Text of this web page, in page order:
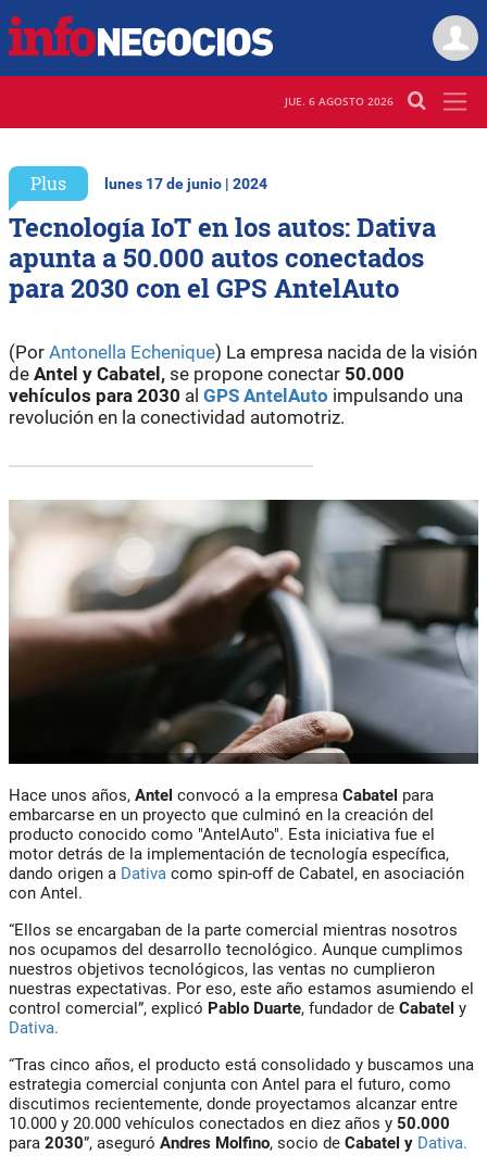
JUE. 6 AGOSTO 2026
Plus lunes 17 de junio | 2024
Tecnología IoT en los autos: Dativa
apunta a 50.000 autos conectados
para 2030 con el GPS AntelAuto
(Por Antonella Echenique) La empresa nacida de la visión
de Antel y Cabatel, se propone conectar 50.000
vehículos para 2030 al GPS AntelAuto impulsando una
revolución en la conectividad automotriz.
Hace unos años, Antel convocó a la empresa Cabatel para
embarcarse en un proyecto que culminó en la creación del
producto conocido como "AntelAuto". Esta iniciativa fue el
motor detrás de la implementación de tecnología específica,
dando origen a Dativa como spin-offde Cabatel, en asociación
con Antel.
“Ellos se encargaban de la parte comercial mientras nosotros
nos ocupamos del desarrollo tecnológico. Aunque cumplimos
nuestros objetivos tecnológicos, las ventas no cumplieron
nuestras expectativas. Por eso, este año estamos asumiendo el
control comercial”, explicó Pablo Duarte, fundador de Cabatel y
Dativa.
“Tras cinco años, el producto está consolidado y buscamos una
estrategia comercial conjunta con Antel para el futuro, como
discutimos recientemente, donde proyectamos alcanzar entre
10.000 y 20.000 vehículos conectados en diez años y 50.000
para 2030”, aseguró Andres Molfino, socio de Cabatel y Dativa.